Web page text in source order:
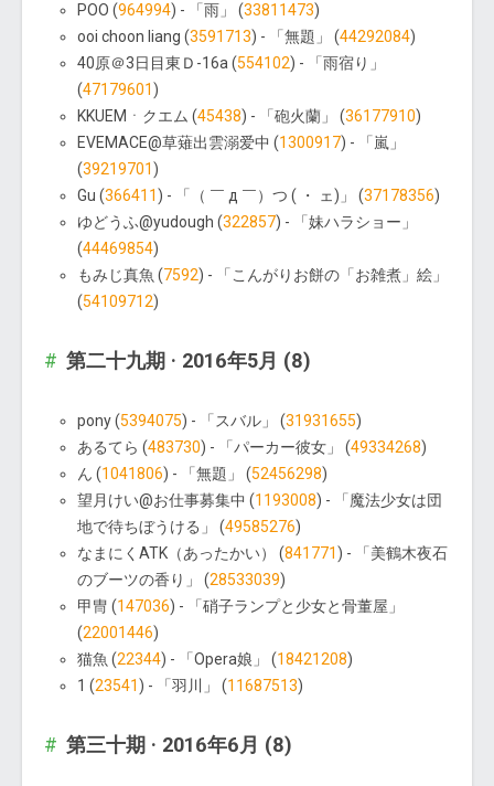
POO (964994) - 「雨」 (33811473)
ooi choon liang (3591713) - 「無題」 (44292084)
40原＠3日目東Ｄ-16a (554102) - 「雨宿り」
(47179601 )
KKUEMㆍクエム (45438) - 「砲火蘭」 (36177910)
EVEMACE@草薙出雲溺爱中 (1300917) - 「嵐」
(39219701 )
Gu (366411 ) - 「（ ￣ д ￣）つ ( ・ ェ)」 (37178356)
ゆどうふ@yudough (322857) - 「妹ハラショー」
(44469854)
もみじ真魚 (7592) - 「こんがりお餅の「お雑煮」絵」
(54109712)
第二十九期 · 2016年5月 (8)
pony (5394075) - 「スバル」 (31931655)
あるてら (483730) - 「パーカー彼女」 (49334268)
ん (1041806) - 「無題」 (52456298)
望月けい@お仕事募集中 (1193008) - 「魔法少女は団
地で待ちぼうける」 (49585276)
なまにくATK（あったかい） (841771 ) - 「美鶴木夜石
のブーツの香り」 (28533039)
甲冑 (147036) - 「硝子ランプと少女と骨董屋」
(22001446)
猫魚 (22344) - 「Opera娘」 (18421208)
1 (23541 ) - 「羽川」 (11687513)
第三十期 · 2016年6月 (8)